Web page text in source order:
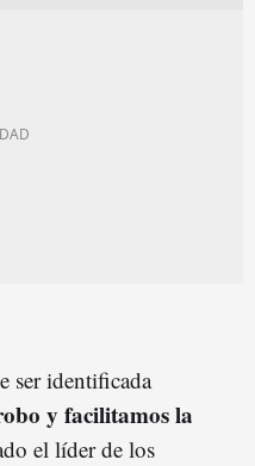
ser identificada
y facilitamos la
el líder de los